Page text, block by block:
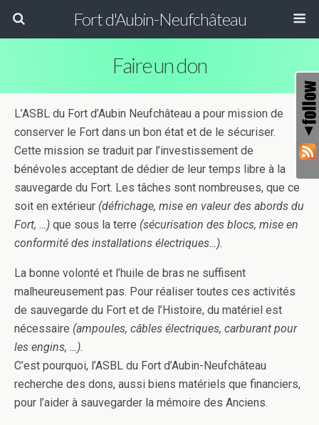
Fort d'Aubin-Neufchâteau
Faire un don
L’ASBL du Fort d’Aubin Neufchâteau a pour mission de
conserver le Fort dans un bon état et de le sécuriser.
Cette mission se traduit par l’investissement de
bénévoles acceptant de dédier de leur temps libre à la
sauvegarde du Fort. Les tâches sont nombreuses, que ce
soit en extérieur (défrichage, mise en valeur des abords du
Fort, …) que sous la terre (sécurisation des blocs, mise en
conformité des installations électriques…).
La bonne volonté et l’huile de bras ne suffisent
malheureusement pas. Pour réaliser toutes ces activités
de sauvegarde du Fort et de l’Histoire, du matériel est
nécessaire (ampoules, câbles électriques, carburant pour
les engins, …).
C’est pourquoi, l’ASBL du Fort d’Aubin-Neufchâteau
recherche des dons, aussi biens matériels que financiers,
pour l’aider à sauvegarder la mémoire des Anciens.